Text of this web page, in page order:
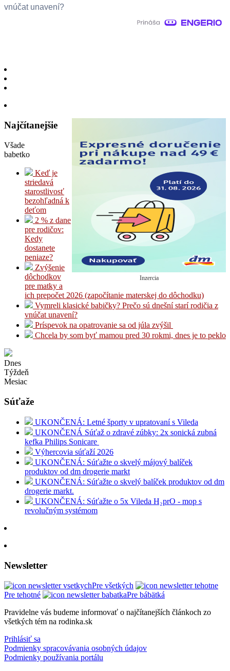
vnúčat unavení?
Inzercia
Najčítanejšie
Všade
babetko
Keď je
striedavá
starostlivosť
bezohľadná k
deťom
2 % z dane
pre rodičov:
Kedy
dostanete
peniaze?
Zvýšenie
dôchodkov
pre matky a
ich prepočet 2026 (započítanie materskej do dôchodku)
Vymreli klasické babičky? Prečo sú dnešní starí rodičia z
vnúčat unavení?
Príspevok na opatrovanie sa od júla zvýšil
Chcela by som byť mamou pred 30 rokmi, dnes je to peklo
Dnes
Týždeň
Mesiac
Súťaže
UKONČENÁ: Letné športy v upratovaní s Vileda
UKONČENÁ Súťaž o zdravé zúbky: 2x sonická zubná
kefka Philips Sonicare
Výhercovia súťaží 2026
UKONČENÁ: Súťažte o skvelý májový balíček
produktov od dm drogerie markt
UKONČENÁ: Súťažte o skvelý balíček produktov od dm
drogerie markt.
UKONČENÁ: Súťažte o 5x Vileda H₂prO - mop s
revolučným systémom
Newsletter
Pre všetkých
Pre tehotné
Pre bábätká
Pravidelne vás budeme informovať o najčítanejších článkoch zo
všetkých tém na rodinka.sk
Prihlásiť sa
Podmienky spracovávania osobných údajov
Podmienky používania portálu